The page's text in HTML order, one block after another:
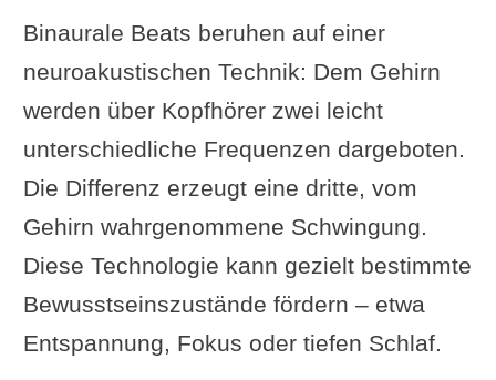
Binaurale Beats beruhen auf einer
neuroakustischen Technik: Dem Gehirn
werden über Kopfhörer zwei leicht
unterschiedliche Frequenzen dargeboten.
Die Differenz erzeugt eine dritte, vom
Gehirn wahrgenommene Schwingung.
Diese Technologie kann gezielt bestimmte
Bewusstseinszustände fördern – etwa
Entspannung, Fokus oder tiefen Schlaf.